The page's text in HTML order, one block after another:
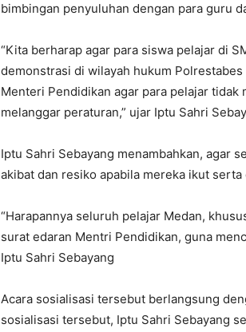
bimbingan penyuluhan dengan para guru
“Kita berharap agar para siswa pelajar di
demonstrasi di wilayah hukum
Menteri Pendidikan agar para pelajar
melanggar peraturan,” ujar Iptu Sahri
Iptu Sahri Sebayang menambahkan, agar
akibat dan resiko apabila mereka ikut
“Harapannya seluruh pelajar Medan,
surat edaran Mentri Pendidikan, guna
Iptu Sahri Sebayang
Acara sosialisasi tersebut berlangsung
sosialisasi tersebut, Iptu Sahri Sebayang